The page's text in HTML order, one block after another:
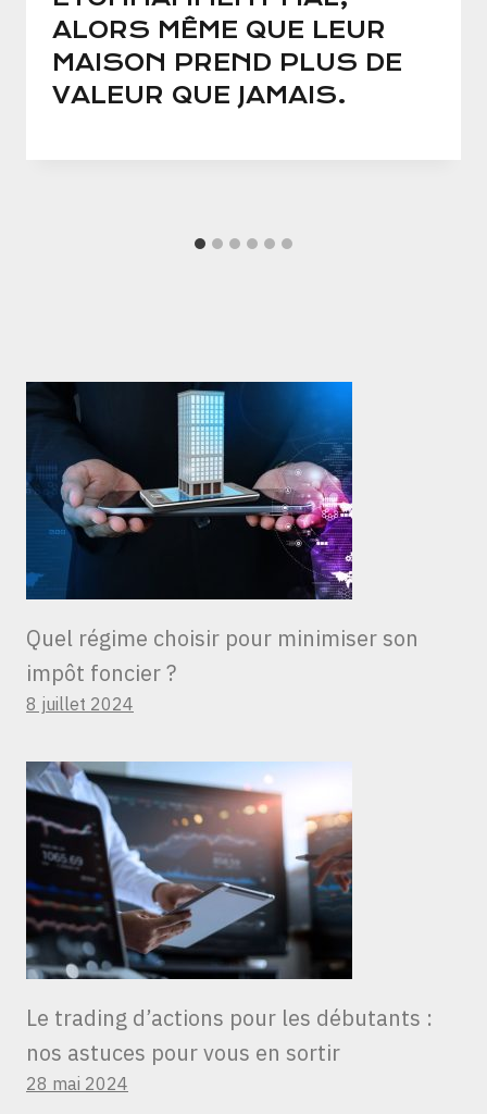
ALORS MÊME QUE LEUR
MAISON PREND PLUS DE
VALEUR QUE JAMAIS.
Quel régime choisir pour minimiser son
impôt foncier ?
8 juillet 2024
Le trading d’actions pour les débutants :
nos astuces pour vous en sortir
28 mai 2024